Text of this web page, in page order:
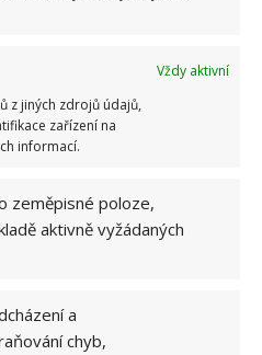
Vždy aktivní
z jiných zdrojů údajů,
zařízení na
informací.
zeměpisné poloze,
aktivně vyžádaných
a
chyb,
RODINA